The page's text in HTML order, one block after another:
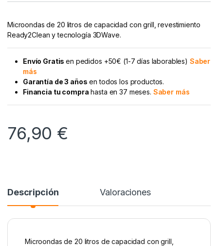
Microondas de 20 litros de capacidad con grill, revestimiento
Ready2Clean y tecnología 3DWave.
Envío Gratisen pedidos +50€ (1-7 días laborables) Saber
más
Garantía de 3 años en todos los productos.
Financia tu compra hasta en 37 meses. Saber más
76,90 €
Descripción Valoraciones
Microondas de 20 litros de capacidad con grill,